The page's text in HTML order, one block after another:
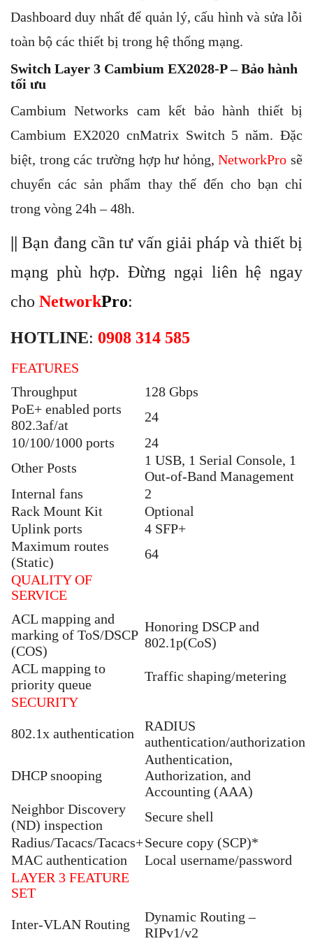
Dashboard duy nhất để quản lý, cấu hình và sửa lỗi
toàn bộ các thiết bị trong hệ thống mạng.
Switch Layer 3 Cambium EX2028-P –Bảo hành
tối ưu
Cambium Networks cam kết bảo hành thiết bị
Cambium EX2020 cnMatrix Switch 5 năm. Đặc
biệt, trong các trường hợp hư hỏng,NetworkPro sẽ
chuyển các sản phẩm thay thế đến cho bạn chỉ
trong vòng 24h – 48h.
|| Bạn đang cần tư vấn giải pháp và thiết bị
mạng phù hợp. Đừng ngại liên hệ ngay
cho NetworkPro:
HOTLINE: 0908 314 585
FEATURES
Throughput
128 Gbps
PoE+ enabled ports
802.3af/at
24
10/100/1000 ports
24
Other Posts
1 USB, 1 Serial Console, 1
Out-of-Band Management
Internal fans
2
Rack Mount Kit
Optional
Uplink ports
4 SFP+
Maximum routes
(Static)
64
QUALITY OF
SERVICE
ACL mapping and
marking of ToS/DSCP
(COS)
Honoring DSCP and
802.1p(CoS)
ACL mapping to
priority queue
Traffic shaping/metering
SECURITY
802.1x authentication
RADIUS
authentication/authorization
DHCP snooping
Authentication,
Authorization, and
Accounting (AAA)
Neighbor Discovery
(ND) inspection
Secure shell
Radius/Tacacs/Tacacs+Secure copy (SCP)*
MAC authentication
Local username/password
LAYER 3 FEATURE
SET
Inter-VLAN Routing
Dynamic Routing –
RIPv1/v2